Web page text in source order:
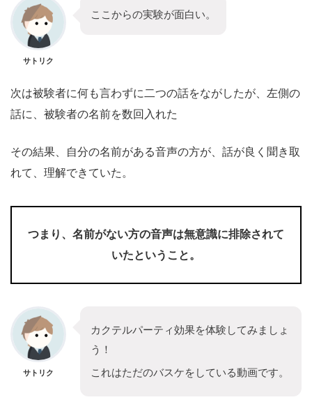
サトリク
ここからの実験が面白い。
次は被験者に何も言わずに二つの話をながしたが、左側の
話に、被験者の名前を数回入れた
その結果、自分の名前がある音声の方が、話が良く聞き取
れて、理解できていた。
つまり、名前がない方の音声は無意識に排除されて
いたということ。
サトリク
カクテルパーティ効果を体験してみましょ
う！
これはただのバスケをしている動画です。